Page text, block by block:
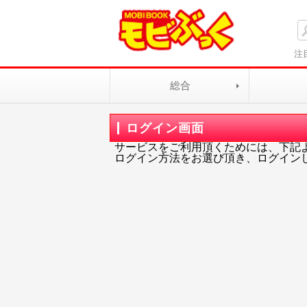
注
総合
ログイン画面
サービスをご利用頂くためには、下記
ログイン方法をお選び頂き、ログイン